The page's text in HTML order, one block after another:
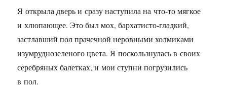
Я открыла дверь и сразу наступила на что-то мягкое
и хлюпающее. Это был мох, бархатисто-гладкий,
застлавший пол прачечной неровными холмиками
изумруднозеленого цвета. Я поскользнулась в своих
серебряных балетках, и мои ступни погрузились
в пол.